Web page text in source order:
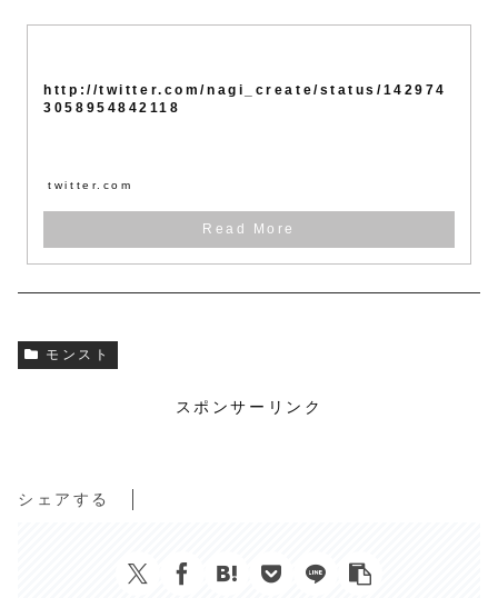
http://twitter.com/nagi_create/status/142974
3058954842118
twitter.com
モンスト
スポンサーリンク
シェアする